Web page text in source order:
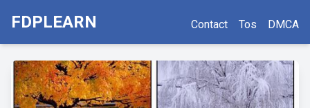
FDPLEARN Contact Tos DMCA